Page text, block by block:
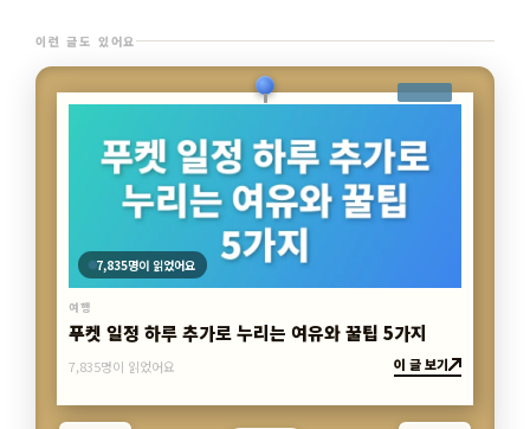
이런 글도 있어요
7,835명이 읽었어요
여행
푸켓 일정 하루 추가로 누리는 여유와 꿀팁 5가지
7,835명이 읽었어요 이 글 보기